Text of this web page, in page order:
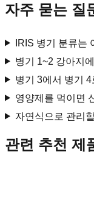
자주 묻는 질
IRIS 병기 분류는
병기 1~2 강아지
병기 3에서 병기
영양제를 먹이면
자연식으로 관리
관련 추천 제